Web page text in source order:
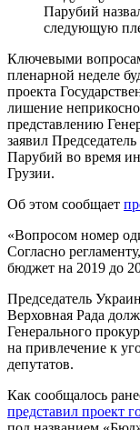
Парубий
следующую
Ключевыми
пленарной неделе
проекта
лишение
представлению
заявил
Парубий во время
Грузии.
Об этом сообщает
«Вопросом номер
Согласно
бюджет на 2019 до
Председатель
Верховная Рада
Генерального
на привлечение к
депутатов.
Как сообщалось
представил проект